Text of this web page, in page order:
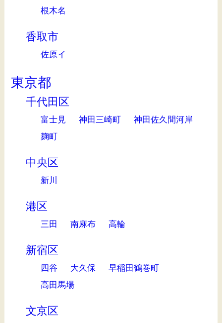
根木名
香取市
佐原イ
東京都
千代田区
富士見 神田三崎町
神田佐久間河岸
麹町
中央区
新川
港区
三田 南麻布 高輪
新宿区
四谷 大久保
早稲田鶴巻町
高田馬場
文京区